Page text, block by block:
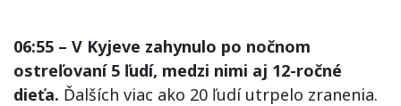
06:55 – V Kyjeve zahynulo po nočnom
ostreľovaní 5 ľudí, medzi nimi aj 12-ročné
dieťa. Ďalších viac ako 20 ľudí utrpelo zranenia.